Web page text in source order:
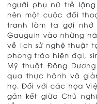
người phụ nữ trẻ
nên một cuộc đối
tranh làm ta gợi nhớ
Gauguin vào những
về lịch sử nghệ thuật
phong trào hiện đại,
Mỹ thuật Đông
qua thực hành và
họ. Đối với các họa
gắn kết giữa Chủ